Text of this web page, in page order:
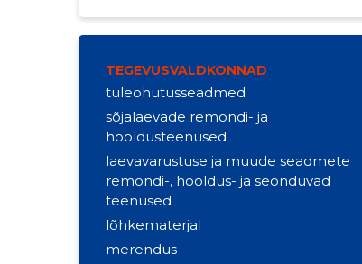
TEGEVUSVALDKONNAD
tuleohutusseadmed
sõjalaevade remondi- ja
hooldusteenused
laevavarustuse ja muude seadmete
remondi-, hooldus- ja seonduvad
teenused
lõhkematerjal
merendus